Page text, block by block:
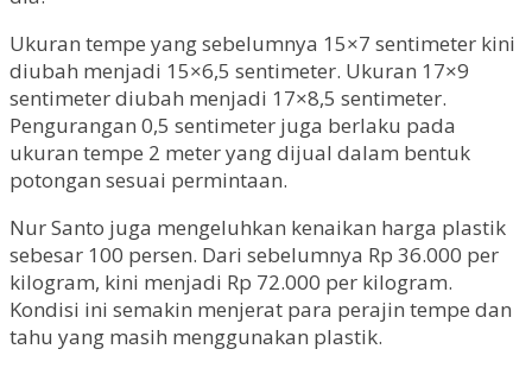
Ukuran tempe yang sebelumnya 15×7 sentimeter kini
diubah menjadi 15×6,5 sentimeter. Ukuran 17×9
sentimeter diubah menjadi 17×8,5 sentimeter.
Pengurangan 0,5 sentimeter juga berlaku pada
ukuran tempe 2 meter yang dijual dalam bentuk
potongan sesuai permintaan.
Nur Santo juga mengeluhkan kenaikan harga plastik
sebesar 100 persen. Dari sebelumnya Rp 36.000 per
kilogram, kini menjadi Rp 72.000 per kilogram.
Kondisi ini semakin menjerat para perajin tempe dan
tahu yang masih menggunakan plastik.